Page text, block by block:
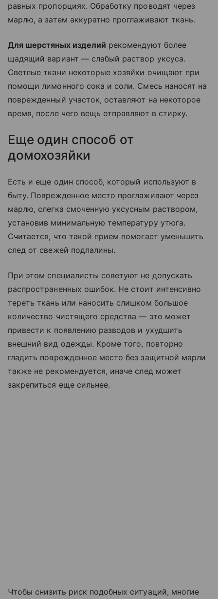
равных пропорциях. Обработку проводят через
марлю, а затем аккуратно проглаживают ткань.
Для шерстяных изделий рекомендуют более
щадящий вариант — слабый раствор уксуса.
Светлые ткани некоторые хозяйки очищают при
помощи лимонного сока и соли. Смесь наносят на
поврежденный участок, оставляют на некоторое
время, после чего вещь отправляют в стирку.
Еще один способ от
домохозяйки
Есть и еще один способ, который используют в
быту. Поврежденное место проглаживают через
марлю, слегка смоченную уксусным раствором,
установив минимальную температуру утюга.
Считается, что такой прием помогает уменьшить
след от свежей подпалины.
При этом специалисты советуют не допускать
распространенных ошибок. Не стоит интенсивно
тереть ткань или наносить слишком большое
количество чистящего средства — это может
привести к появлению разводов и ухудшить
внешний вид одежды. Кроме того, повторно
гладить поврежденное место без защитной марли
также не рекомендуется, иначе след может
закрепиться еще сильнее.
Чтобы снизить риск подобных ситуаций, многие